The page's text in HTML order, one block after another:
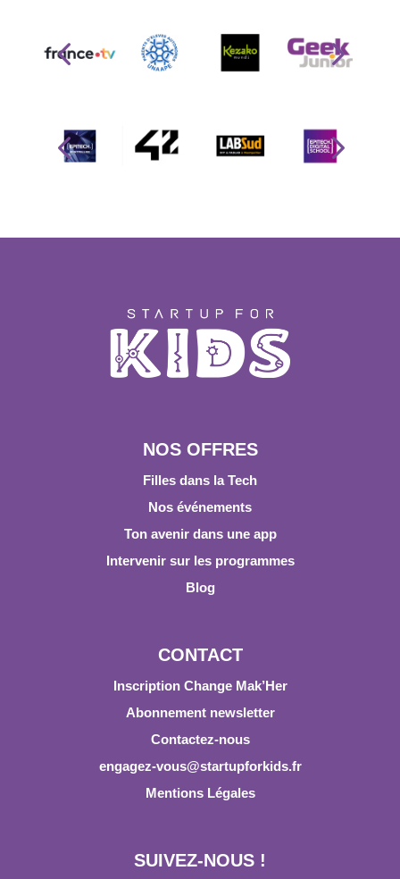
NOS OFFRES
Filles dans la Tech
Nos événements
Ton avenir dans une app
Intervenir sur les programmes
Blog
CONTACT
Inscription Change Mak’Her
Abonnement newsletter
Contactez-nous
engagez-vous@startupforkids.fr
Mentions Légales
SUIVEZ-NOUS !